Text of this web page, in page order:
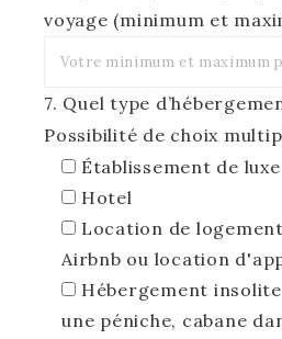
voyage (minimum et
7. Quel type
Possibilité de choix
Établissement de luxe
Hotel
Location de
Airbnb ou location
Hébergement
une péniche, cabane